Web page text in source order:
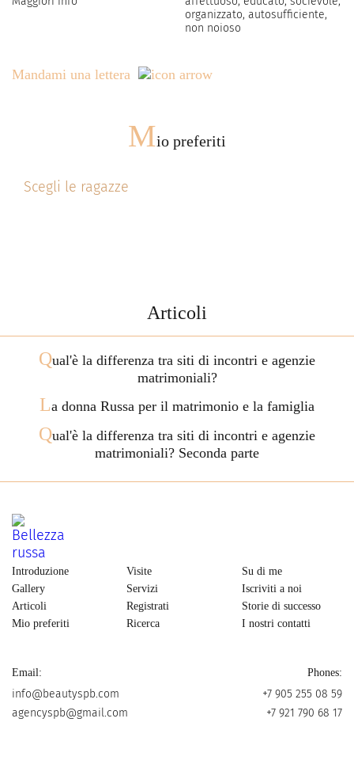
organizzato, autosufficiente,
non noioso
Mandami una lettera
Mio preferiti
Scegli le ragazze
Articoli
Qual'è la differenza tra siti di incontri e agenzie
matrimoniali?
La donna Russa per il matrimonio e la famiglia
Qual'è la differenza tra siti di incontri e agenzie
matrimoniali? Seconda parte
Introduzione
Gallery
Articoli
Mio preferiti
Visite
Servizi
Registrati
Ricerca
Su di me
Iscriviti a noi
Storie di successo
I nostri contatti
Email:
info@beautyspb.com
agencyspb@gmail.com
Phones:
+7 905 255 08 59
+7 921 790 68 17